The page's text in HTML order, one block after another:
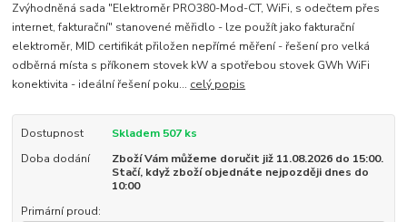
Zvýhodněná sada "Elektroměr PRO380-Mod-CT, WiFi, s odečtem přes
internet, fakturační" stanovené měřidlo - lze použít jako fakturační
elektroměr, MID certifikát přiložen nepřímé měření - řešení pro velká
odběrná místa s příkonem stovek kW a spotřebou stovek GWh WiFi
konektivita - ideální řešení poku... celý popis
Dostupnost
Skladem 507 ks
Doba dodání
Zboží Vám můžeme doručit již 11.08.2026 do 15:00.
Stačí, když zboží objednáte nejpozději dnes do
10:00
Primární proud: